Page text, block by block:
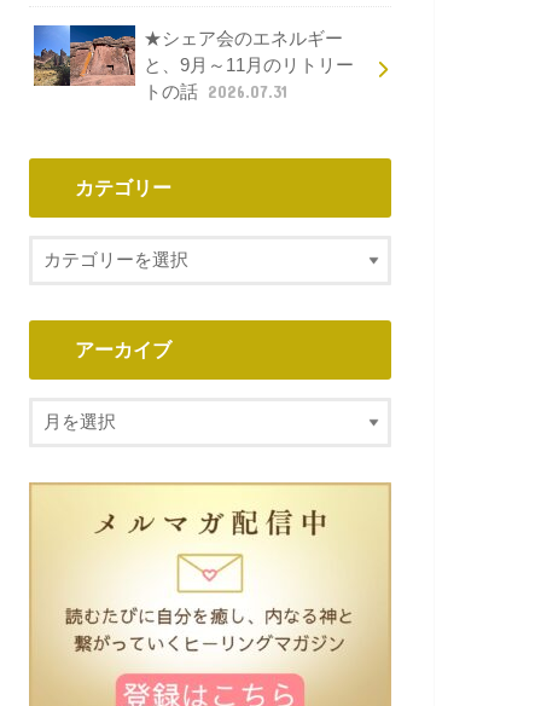
★シェア会のエネルギー
と、9月～11月のリトリー
トの話 2026.07.31
カテゴリー
アーカイブ